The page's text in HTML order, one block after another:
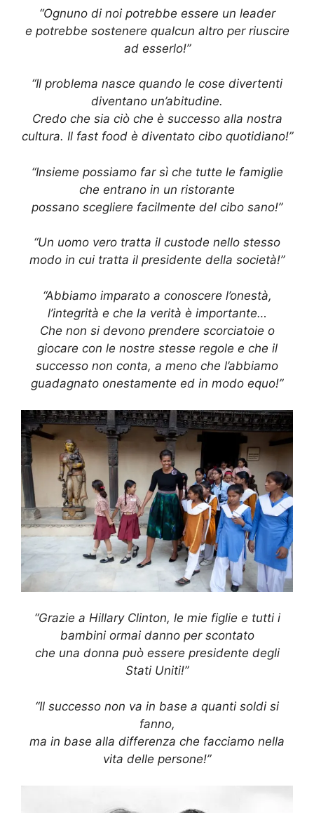
“Ognuno di noi potrebbe essere un leader
e potrebbe sostenere qualcun altro per riuscire
ad esserlo!”
“Il problema nasce quando le cose divertenti
diventano un’abitudine.
Credo che sia ciò che è successo alla nostra
cultura. Il fast food è diventato cibo quotidiano!”
“Insieme possiamo far sì che tutte le famiglie
che entrano in un ristorante
possano scegliere facilmente del cibo sano!”
“Un uomo vero tratta il custode nello stesso
modo in cui tratta il presidente della società!”
“Abbiamo imparato a conoscere l’onestà,
l’integrità e che la verità è importante…
Che non si devono prendere scorciatoie o
giocare con le nostre stesse regole e che il
successo non conta, a meno che l’abbiamo
guadagnato onestamente ed in modo equo!”
“Grazie a Hillary Clinton, le mie figlie e tutti i
bambini ormai danno per scontato
che una donna può essere presidente degli
Stati Uniti!”
“Il successo non va in base a quanti soldi si
fanno,
ma in base alla differenza che facciamo nella
vita delle persone!”